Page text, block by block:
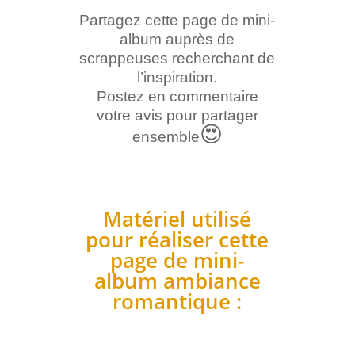
Partagez cette page de mini-
album auprès de
scrappeuses recherchant de
l’inspiration.
Postez en commentaire
votre avis pour partager
ensemble😍
Matériel utilisé
pour réaliser cette
page de mini-
album ambiance
romantique :